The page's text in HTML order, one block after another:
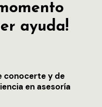
ayuda!
conocerte y de
en asesoría